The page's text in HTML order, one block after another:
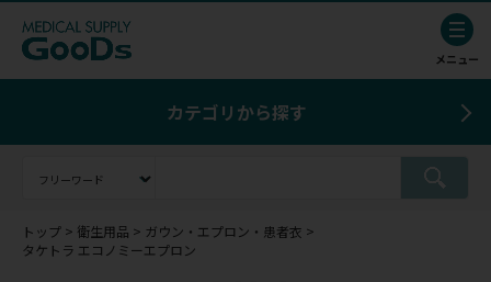
カテゴリから探す
トップ 衛生用品
ガウン・エプロン・患者衣
タケトラ エコノミーエプロン